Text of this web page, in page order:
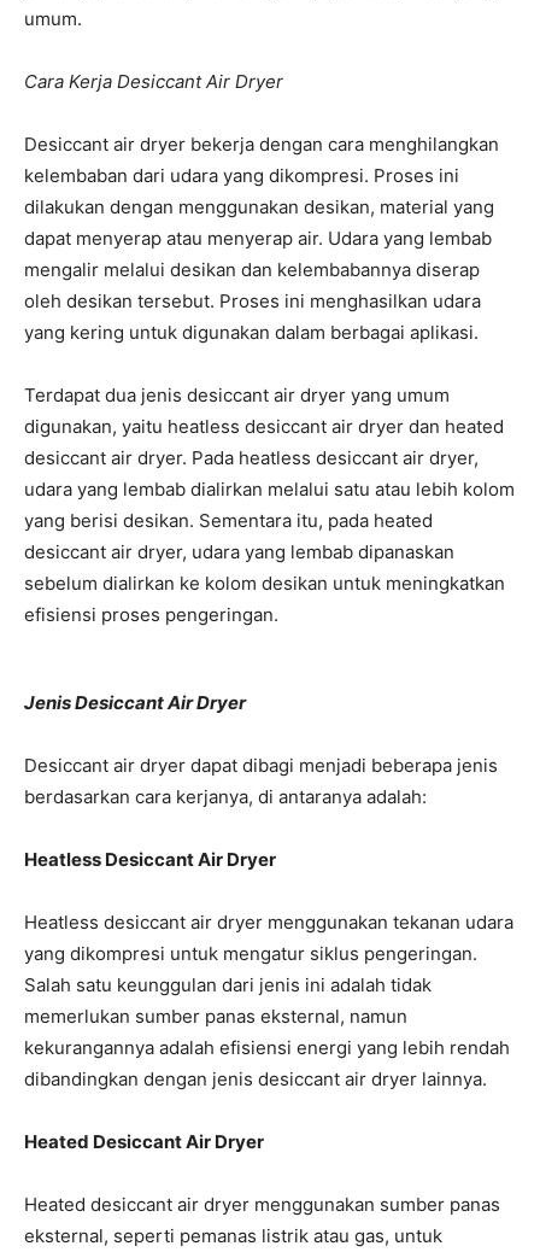
umum.
Cara Kerja Desiccant Air Dryer
Desiccant air dryer bekerja dengan cara menghilangkan
kelembaban dari udara yang dikompresi. Proses ini
dilakukan dengan menggunakan desikan, material yang
dapat menyerap atau menyerap air. Udara yang lembab
mengalir melalui desikan dan kelembabannya diserap
oleh desikan tersebut. Proses ini menghasilkan udara
yang kering untuk digunakan dalam berbagai aplikasi.
Terdapat dua jenis desiccant air dryer yang umum
digunakan, yaitu heatless desiccant air dryer dan heated
desiccant air dryer. Pada heatless desiccant air dryer,
udara yang lembab dialirkan melalui satu atau lebih kolom
yang berisi desikan. Sementara itu, pada heated
desiccant air dryer, udara yang lembab dipanaskan
sebelum dialirkan ke kolom desikan untuk meningkatkan
efisiensi proses pengeringan.
Jenis Desiccant Air Dryer
Desiccant air dryer dapat dibagi menjadi beberapa jenis
berdasarkan cara kerjanya, di antaranya adalah:
Heatless Desiccant Air Dryer
Heatless desiccant air dryer menggunakan tekanan udara
yang dikompresi untuk mengatur siklus pengeringan.
Salah satu keunggulan dari jenis ini adalah tidak
memerlukan sumber panas eksternal, namun
kekurangannya adalah efisiensi energi yang lebih rendah
dibandingkan dengan jenis desiccant air dryer lainnya.
Heated Desiccant Air Dryer
Heated desiccant air dryer menggunakan sumber panas
eksternal, seperti pemanas listrik atau gas, untuk